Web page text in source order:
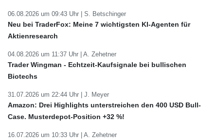
06.08.2026 um 09:43 Uhr | S. Betschinger
Neu bei TraderFox: Meine 7 wichtigsten KI-Agenten für
Aktienresearch
04.08.2026 um 11:37 Uhr | A. Zehetner
Trader Wingman - Echtzeit-Kaufsignale bei bullischen
Biotechs
31.07.2026 um 22:44 Uhr | J. Meyer
Amazon: Drei Highlights unterstreichen den 400 USD Bull-
Case. Musterdepot-Position +32 %!
16.07.2026 um 10:33 Uhr | A. Zehetner